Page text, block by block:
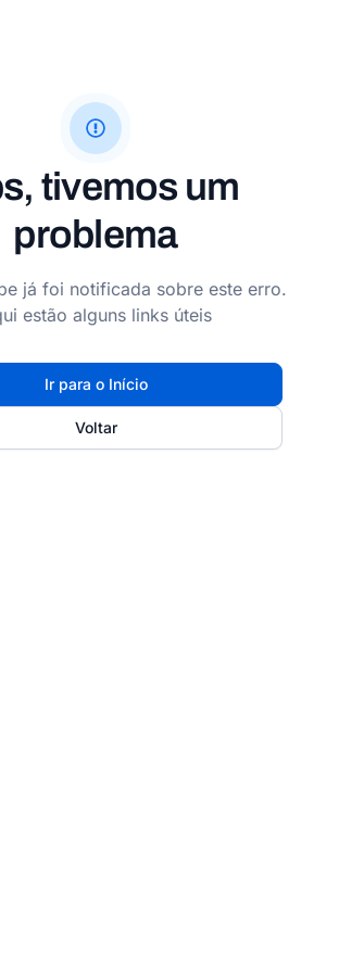
tivemos um
problema
já foi notificada sobre este erro.
estão alguns links úteis
Ir para o Início
Voltar